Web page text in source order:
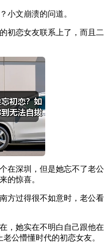
小文崩溃的问道。
初恋女友联系上了，而且二
在深圳，但是她忘不了老公
的惊喜。
方过得很不如意时，老公看
，她实在不明白自己跟他在
公懵懂时代的初恋女友。